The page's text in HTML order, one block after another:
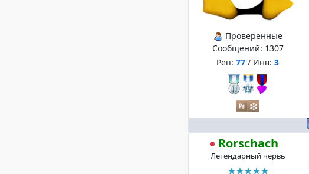
Проверенные
Сообщений: 1307
Реп: 77 / Инв: 3
Rorschach
Легендарный червь